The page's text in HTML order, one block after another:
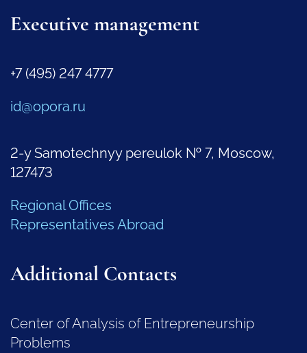
Executive management
+7 (495) 247 4777
id@opora.ru
2-y Samotechnyy pereulok № 7, Moscow,
127473
Regional Offices
Representatives Abroad
Additional Contacts
Center of Analysis of Entrepreneurship
Problems